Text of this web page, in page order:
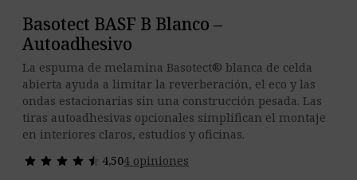
Basotect BASF B Blanco –
Autoadhesivo
La espuma de melamina Basotect® blanca de celda
abierta ayuda a limitar la reverberación, el eco y las
ondas estacionarias sin una construcción pesada. Las
tiras autoadhesivas opcionales simplifican el montaje
en interiores claros, estudios y oficinas.
star star star star star
star star star star star 4,504 opiniones